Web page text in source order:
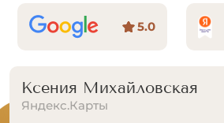
5.0
Зарина У.
Яндекс.Карты